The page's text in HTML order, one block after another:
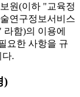
원(이하 "교육정
연구정보서비스
함)의 이용에
요한 사항을 규
다.
)